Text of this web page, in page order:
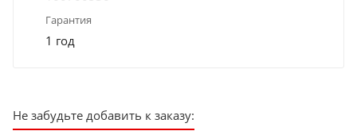
Гарантия
1 год
Не забудьте добавить к заказу: